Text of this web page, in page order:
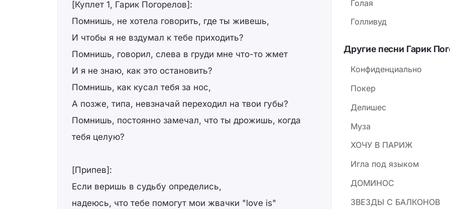
[Куплет 1, Гарик Погорелов]:
Помнишь, не хотела говорить, где ты живешь,
И чтобы я не вздумал к тебе приходить?
Помнишь, говорил, слева в груди мне что-то жмет
И я не знаю, как это остановить?
Помнишь, как кусал тебя за нос,
А позже, типа, невзначай переходил на твои губы?
Помнишь, постоянно замечал, что ты дрожишь, когда
тебя целую?
[Припев]:
Если веришь в судьбу определись,
надеюсь, что тебе помогут мои жвачки "love is"
Голая
Голливуд
Другие песни Гарик
Конфиденциально
Покер
Делишес
Муза
ХОЧУ В ПАРИЖ
Игла под языком
ДОМИНОС
ЗВЕЗДЫ С БАЛКОНОВ